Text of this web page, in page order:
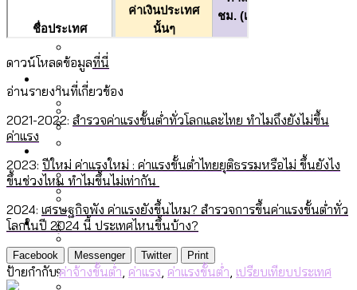
สำรวจร่างงบปี 70 ของ กทม. สำนักการ
จราจรฯ เพิ่ม 150% มีเพียง 5 เขตที่งบเพิ่ม
โดยเขตจตุจักรสูงสุด
เมื่อแยกท่องเที่ยวออกจากกีฬา กระทรวง
ใหม่จะมีงบฯ ประมาณเท่าไร
สมุดจดการบ้าน ส.ก. 2569 : แต่ละเขตมี
ขึ้นและเข้าถึงได้มากน้อยแค่ไหน
ขยะมูลฝอย 2568 [ข้อมูลดิบ]
ขยะของคน กทม. ที่ยังถูกนำไปทิ้งที่
ฉะเชิงเทรา นครปฐม และล่าสุดที่กาญจนบุรี
งบระบายน้ำ-ป้องกันน้ำท่วม 4 ปี (2566-
สำรวจ Hate Speech ที่ถูกผลิตซ้ำผ่าน
วิดีโอ AI ในช่วงความขัดแย้งไทย-กัมพูชา
[ข้อมูลดิบ]
ความเกลียดชังที่ขายได้ : สำรวจ Hate
Speech ที่ถูกผลิตซ้ำผ่านวิดีโอ AI ในช่วง
ความขัดแย้งไทย-กัมพูชา
งบคาบเกี่ยวในยุคชัชชาติ มีอะไร ใช้งบแค่
ไหน
ค่าฝุ่นในกรุงเทพฯ 2025 เทียบกับจำนวน
ควันบุหรี่ที่เข้าปอด [ข้อมูลดิบ]
สำรวจเศรษฐกิจในกรุงเทพฯ ผ่าน
Bangkok Index 2025
สังคมผู้สูงอายุไทย [ข้อมูลดิบ]
สำรวจสังคมผู้สูงอายุไทย : 6 จังหวัดเป็น
สังคมสูงวัยระดับสุดยอด และ 64 จังหวัดที่
ตายมากกว่าเกิด
กรุงเทพฯ เมืองสังคมผู้สูงอายุ [ข้อมูลดิบ]
Database
สำรวจเหตุไฟไหม้ในกรุงเทพฯ 2568
[ข้อมูลดิบ]
Project
Bangkok Index
Bangkok Index 2022
DEMO Thailand
About Us
ดาวน์โหลดข้อมูลที่นี่
อ่านรายงานที่เกี่ยวข้อง
2021-2022: สำรวจค่าแรงขั้นต่ำทั่วโลกและไทย ทำไมถึงยังไม่ขึ้น
ค่าแรง
2023: ปีใหม่ ค่าแรงใหม่ : ค่าแรงขั้นต่ำไทยยุติธรรมหรือไม่ ขึ้นยังไง
ขึ้นช่วงไหน ทำไมขึ้นไม่เท่ากัน
2024: เศรษฐกิจพัง ค่าแรงยังขึ้นไหม? สำรวจการขึ้นค่าแรงขั้นต่ำทั่ว
โลกในปี 2024 นี้ ประเทศไหนขึ้นบ้าง?
Facebook Messenger Twitter Print
ป้ายกำกับ:ค่าจ้างขั้นต่ำ ค่าแรง ค่าแรงขั้นต่ำ เปรียบเทียบประเทศ